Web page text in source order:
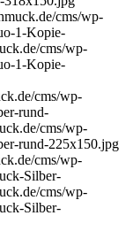
cms/wp-
1-Kopie-
cms/wp-
1-Kopie-
cms/wp-
rund-
cms/wp-
rund-225x150.jpg
cms/wp-
Silber-
cms/wp-
Silber-